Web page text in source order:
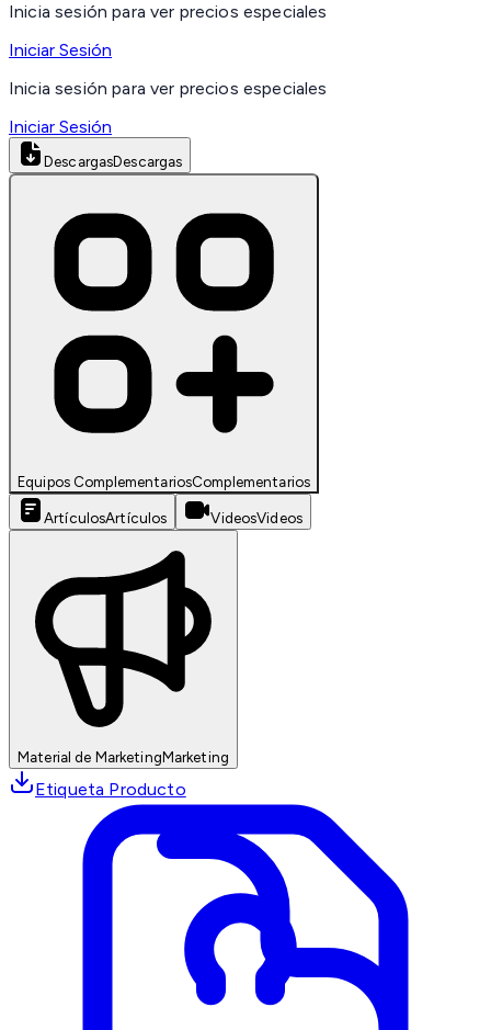
Inicia sesión para ver precios especiales
Iniciar Sesión
Inicia sesión para ver precios especiales
Iniciar Sesión
DescargasDescargas
Equipos ComplementariosComplementarios
ArtículosArtículos VideosVideos
Material de MarketingMarketing
Etiqueta Producto